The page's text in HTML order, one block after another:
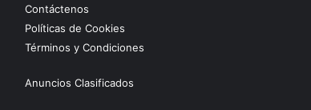
Contáctenos
Políticas de Cookies
Términos y Condiciones
Anuncios Clasificados